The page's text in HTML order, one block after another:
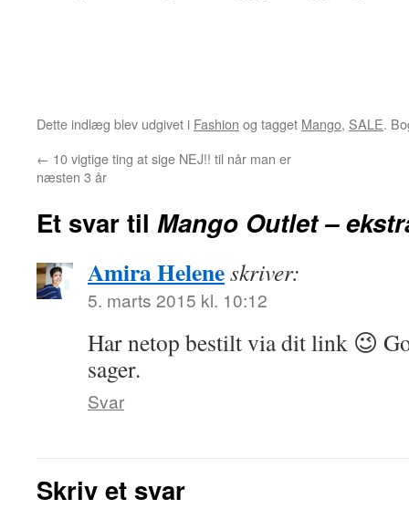
Dette indlæg blev udgivet i Fashion og tagget Mango, SALE.
← 10 vigtige ting at sige NEJ!! til når man er
næsten 3 år
Et svar til Mango Outlet –
Amira Heleneskriver:
5. marts 2015 kl. 10:12
Har netop bestilt via dit link 😉
sager.
Svar
Skriv et svar